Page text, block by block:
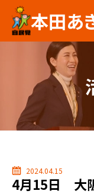
本田あ
2024.04.15
4月15日 大